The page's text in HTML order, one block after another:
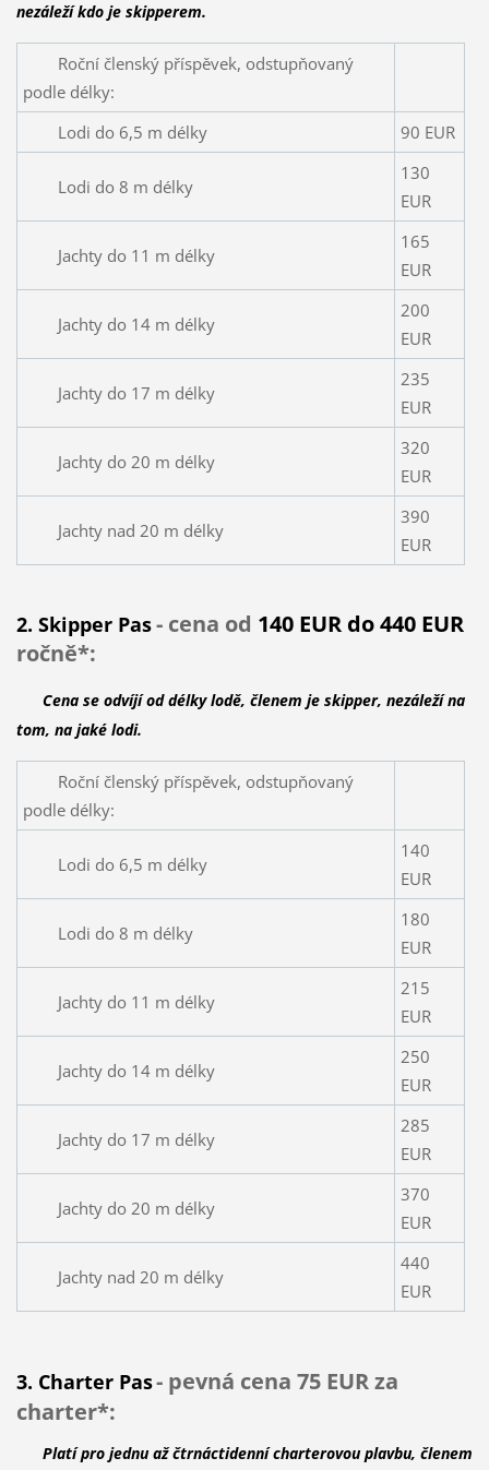
nezáleží kdo je skipperem.
Roční členský příspěvek, odstupňovaný
podle délky:
Lodi do 6,5 m délky
90 EUR
Lodi do 8 m délky
130
EUR
Jachty do 11 m délky
165
EUR
Jachty do 14 m délky
200
EUR
Jachty do 17 m délky
235
EUR
Jachty do 20 m délky
320
EUR
Jachty nad 20 m délky
390
EUR
2. Skipper Pas- cena od 140 EUR do 440 EUR
ročně*:
Cena se odvíjí od délky lodě, členem je skipper, nezáleží na
tom, na jaké lodi.
Roční členský příspěvek, odstupňovaný
podle délky:
Lodi do 6,5 m délky
140
EUR
Lodi do 8 m délky
180
EUR
Jachty do 11 m délky
215
EUR
Jachty do 14 m délky
250
EUR
Jachty do 17 m délky
285
EUR
Jachty do 20 m délky
370
EUR
Jachty nad 20 m délky
440
EUR
3. Charter Pas- pevná cena 75 EURza
charter*:
Platí pro jednu až čtrnáctidenní charterovou plavbu, členem